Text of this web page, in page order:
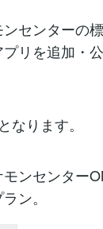
センターの
リを追加・
ります。
ンセンター
ン。